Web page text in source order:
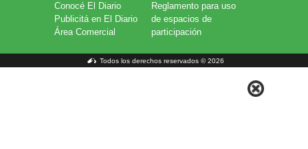
Conocé El Diario
Publicitá en El Diario
Área Comercial
Reglamento para uso
de espacios de
participación
Todos los derechos reservados © 2026